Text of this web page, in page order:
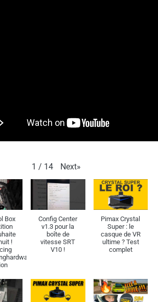
1 / 14 Next»
Box
!
Config Center
v1.3 pour la
boîte de
vitesse SRT
V10 !
Pimax Crystal
Super : le
casque de VR
ultime ? Test
complet